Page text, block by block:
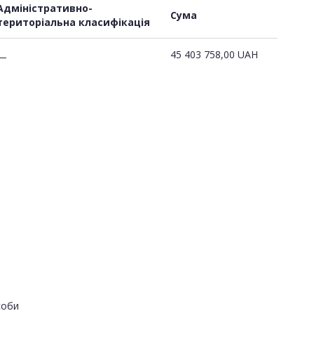
класифікація
Сума
45 403 758,00 UAH